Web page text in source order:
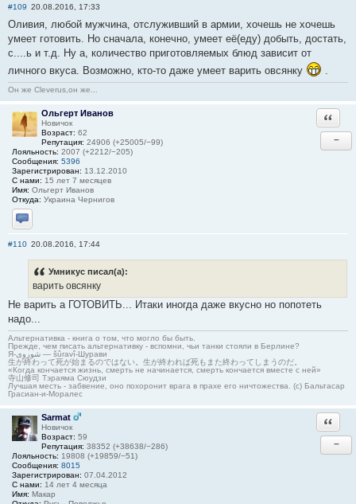
#109 20.08.2016, 17:33
Оливия, любой мужчина, отслуживший в армии, хочешь не хочешь
умеет готовить. Но сначала, конечно, умеет её(еду) добыть, достать,
с....ь и т.д. Ну а, количество приготовляемых блюд зависит от
личного вкуса. Возможно, кто-то даже умеет варить овсянку
Он же Cleverus,он же...
Ольгерт Иванов
Новичок
Возраст: 62
Репутация: 24906 (+25005/−99)
Лояльность: 2007 (+2212/−205)
Сообщения: 5396
Зарегистрирован: 13.12.2010
С нами: 15 лет 7 месяцев
Имя: Ольгерт Иванов
Откуда: Украина Чернигов
Отправить личное сообщение
−
#110 20.08.2016, 17:44
Умникус писал(а):
варить овсянку
Не варить а ГОТОВИТЬ... Итаки иногда даже вкусно но попотеть
надо...
Альтернативка - книга о том, что могло бы быть.
Прежде, чем писать альтернативку - вспомни, чьи танки стояли в Берлине?
Я-شوروی — šûravî-Шурави
生が終わって死が始まるのではない。生が終われば死もまた終わってしまうのだ。
«Когда кончается жизнь, смерть не начинается, смерть кончается вместе с ней»
寺山修司 Тэраяма Сюудзи
Лучшая месть - забвение, оно похоронит врага в прахе его ничтожества. (с) Бальтасар
Грасиан-и-Моралес
Sarmat
Новичок
Возраст: 59
Репутация: 38352 (+38638/−286)
Лояльность: 19808 (+19859/−51)
Сообщения: 8015
Зарегистрирован: 07.04.2012
С нами: 14 лет 4 месяца
Имя: Макар
−